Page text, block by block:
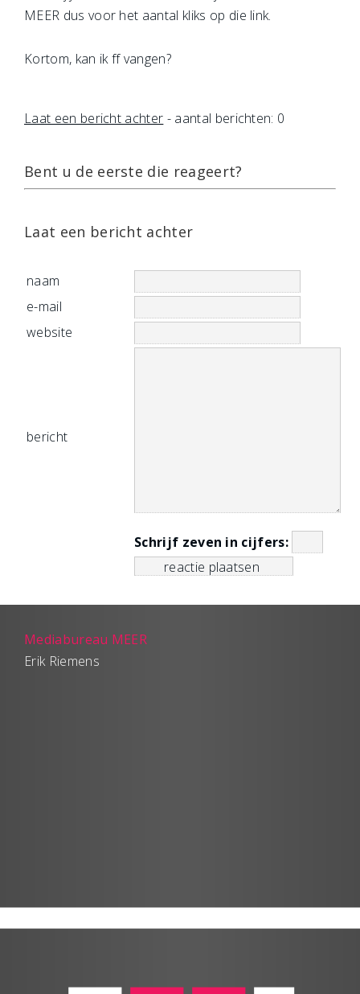
MEER dus voor het aantal kliks op die link.
Kortom, kan ik ff vangen?
Laat een bericht achter - aantal berichten: 0
Bent u de eerste die reageert?
Laat een bericht achter
naam
e-mail
website
bericht
Schrijf zeven in cijfers:
Mediabureau MEER
Erik Riemens